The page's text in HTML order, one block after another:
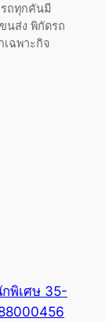
ถทุกคันมี
นส่ง พิกัดรถ
เฉพาะกิจ
กพิเศษ 35-